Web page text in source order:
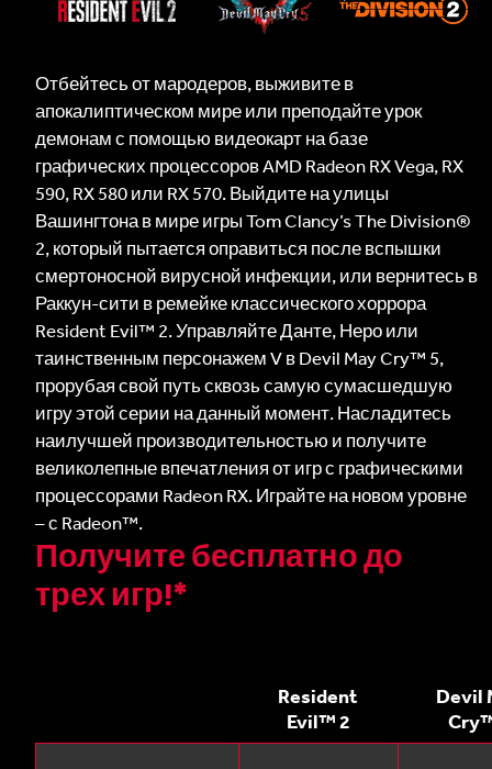
Отбейтесь от мародеров, выживите в
апокалиптическом мире или преподайте урок
демонам с помощью видеокарт на базе
графических процессоров AMD Radeon RX Vega, RX
590, RX 580 или RX 570. Выйдите на улицы
Вашингтона в мире игры Tom Clancy’s The Division®
2, который пытается оправиться после вспышки
смертоносной вирусной инфекции, или вернитесь в
Раккун-сити в ремейке классического хоррора
Resident Evil™ 2. Управляйте Данте, Неро или
таинственным персонажем V в Devil May Cry™ 5,
прорубая свой путь сквозь самую сумасшедшую
игру этой серии на данный момент. Насладитесь
наилучшей производительностью и получите
великолепные впечатления от игр с графическими
процессорами Radeon RX. Играйте на новом уровне
– с Radeon™.
Получите бесплатно до
трех игр!*
Resident
Evil™ 2
Devil